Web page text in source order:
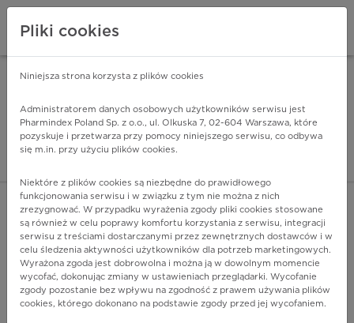
Pharmindex - lider
ZALOGUJ SIĘ
POKAŻ FILTRY
Pharmindex
Pliki cookies
Niniejsza strona korzysta z plików cookies
Administratorem danych osobowych użytkowników serwisu jest
Pharmindex Poland Sp. z o.o., ul. Olkuska 7, 02-604 Warszawa, które
pozyskuje i przetwarza przy pomocy niniejszego serwisu, co odbywa
się m.in. przy użyciu plików cookies.
Niektóre z plików cookies są niezbędne do prawidłowego
funkcjonowania serwisu i w związku z tym nie można z nich
zrezygnować. W przypadku wyrażenia zgody pliki cookies stosowane
są również w celu poprawy komfortu korzystania z serwisu, integracji
serwisu z treściami dostarczanymi przez zewnętrznych dostawców i w
celu śledzenia aktywności użytkowników dla potrzeb marketingowych.
Wyrażona zgoda jest dobrowolna i można ją w dowolnym momencie
wycofać, dokonując zmiany w ustawieniach przeglądarki. Wycofanie
zgody pozostanie bez wpływu na zgodność z prawem używania plików
cookies, którego dokonano na podstawie zgody przed jej wycofaniem.
ZA DARMO - w Google Play INSTALUJ